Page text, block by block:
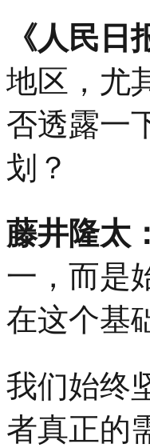
《人民
地区，尤
否透露一
划？
藤井隆太：
一，而是
在这个基
我们始终
者真正的